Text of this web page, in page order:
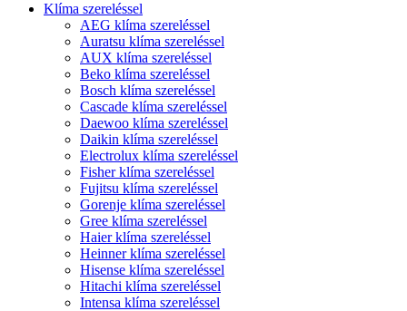
Klíma szereléssel
AEG klíma szereléssel
Auratsu klíma szereléssel
AUX klíma szereléssel
Beko klíma szereléssel
Bosch klíma szereléssel
Cascade klíma szereléssel
Daewoo klíma szereléssel
Daikin klíma szereléssel
Electrolux klíma szereléssel
Fisher klíma szereléssel
Fujitsu klíma szereléssel
Gorenje klíma szereléssel
Gree klíma szereléssel
Haier klíma szereléssel
Heinner klíma szereléssel
Hisense klíma szereléssel
Hitachi klíma szereléssel
Intensa klíma szereléssel